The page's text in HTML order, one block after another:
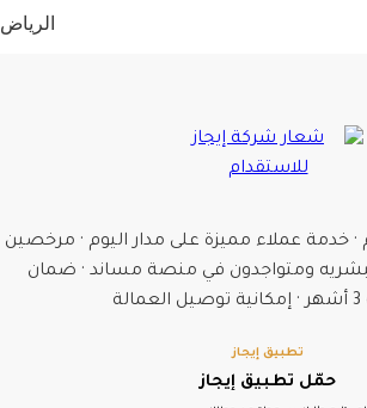
الرياض
· خدمة عملاء مميزة على مدار اليوم · مرخصين
البشريه ومتواجدون في منصة مساند · ضمان
تطبيق إيجاز
حمّل تطبيق إيجاز